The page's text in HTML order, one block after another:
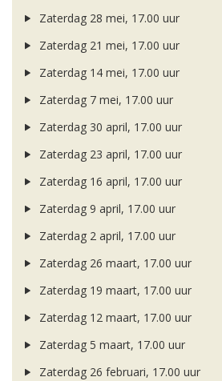
Zaterdag 28 mei, 17.00 uur
Zaterdag 21 mei, 17.00 uur
Zaterdag 14 mei, 17.00 uur
Zaterdag 7 mei, 17.00 uur
Zaterdag 30 april, 17.00 uur
Zaterdag 23 april, 17.00 uur
Zaterdag 16 april, 17.00 uur
Zaterdag 9 april, 17.00 uur
Zaterdag 2 april, 17.00 uur
Zaterdag 26 maart, 17.00 uur
Zaterdag 19 maart, 17.00 uur
Zaterdag 12 maart, 17.00 uur
Zaterdag 5 maart, 17.00 uur
Zaterdag 26 februari, 17.00 uur